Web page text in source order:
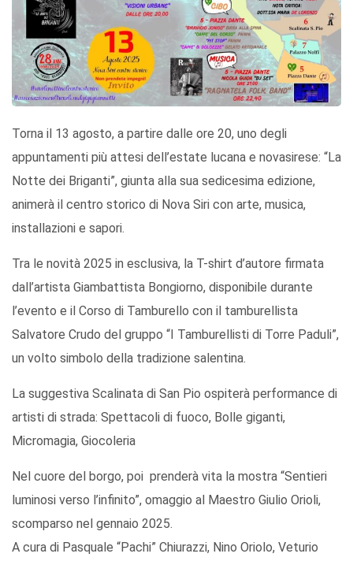
Torna il 13 agosto, a partire dalle ore 20, uno degli
appuntamenti più attesi dell’estate lucana e novasirese: “La
Notte dei Briganti”, giunta alla sua sedicesima edizione,
animerà il centro storico di Nova Siri con arte, musica,
installazioni e sapori.
Tra le novità 2025 in esclusiva, la T-shirt d’autore firmata
dall’artista Giambattista Bongiorno, disponibile durante
l’evento e il Corso di Tamburello con il tamburellista
Salvatore Crudo del gruppo “I Tamburellisti di Torre Paduli”,
un volto simbolo della tradizione salentina.
La suggestiva Scalinata di San Pio ospiterà performance di
artisti di strada: Spettacoli di fuoco, Bolle giganti,
Micromagia, Giocoleria
Nel cuore del borgo, poi prenderà vita la mostra “Sentieri
luminosi verso l’infinito”, omaggio al Maestro Giulio Orioli,
scomparso nel gennaio 2025.
A cura di Pasquale “Pachi” Chiurazzi, Nino Oriolo, Veturio